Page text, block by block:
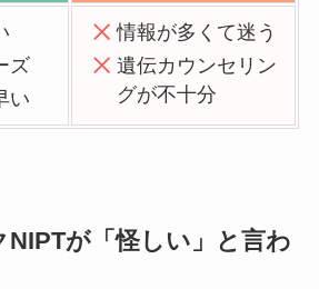
ズ
い
情報が多くて迷う
遺伝カウンセリン
グが不十分
NIPTが「怪しい」と言わ